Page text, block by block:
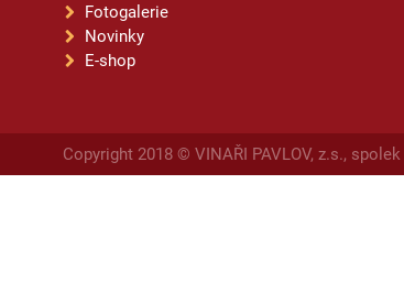
Fotogalerie
Novinky
E-shop
Copyright 2018 © VINAŘI PAVLOV, z.s.,